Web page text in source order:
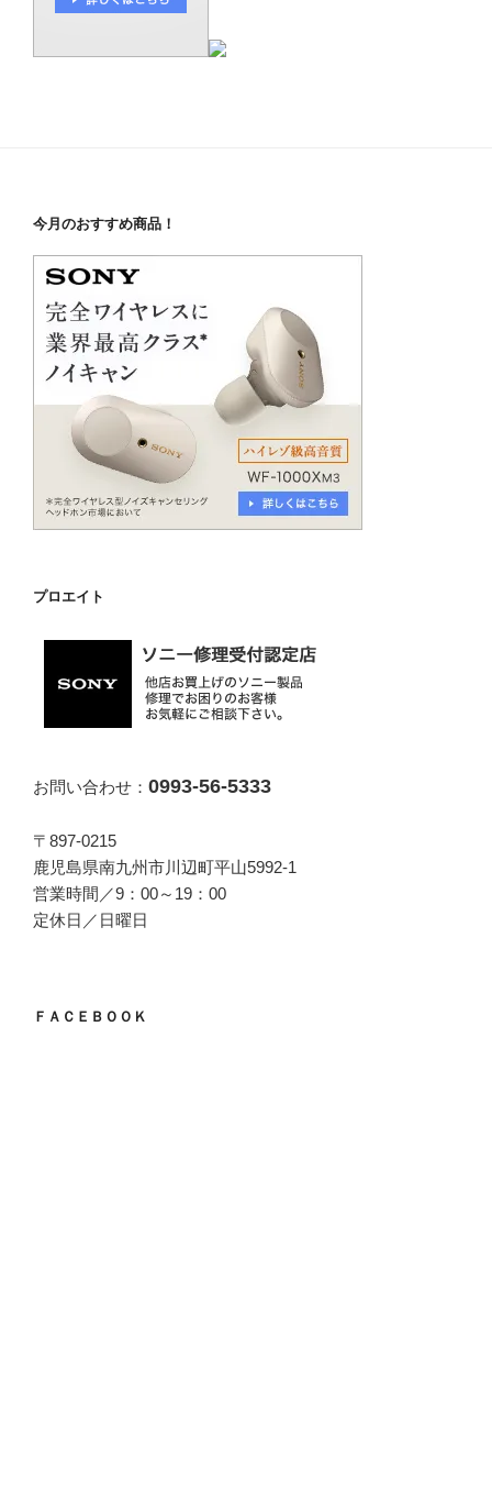
今月のおすすめ商品！
プロエイト
お問い合わせ： 0993-56-5333
〒897-0215
鹿児島県南九州市川辺町平山5992-1
営業時間／9：00～19：00
定休日／日曜日
ＦＡＣＥＢＯＯＫ